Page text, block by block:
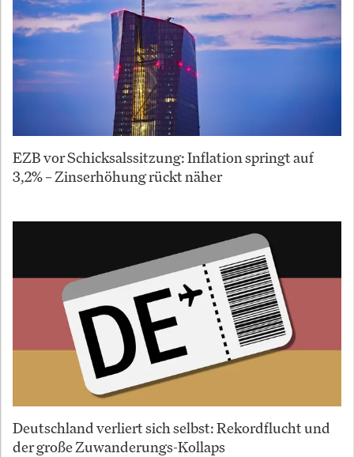
EZB vor Schicksalssitzung: Inflation springt auf
3,2% – Zinserhöhung rückt näher
Deutschland verliert sich selbst: Rekordflucht und
der große Zuwanderungs-Kollaps